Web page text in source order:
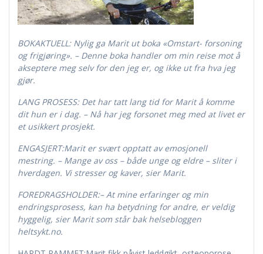
BOKAKTUELL: Nylig ga Marit ut boka «Omstart- forsoning
og frigjøring». – Denne boka handler om min reise mot å
akseptere meg selv for den jeg er, og ikke ut fra hva jeg
gjør.
LANG PROSESS: Det har tatt lang tid for Marit å komme
dit hun er i dag. – Nå har jeg forsonet meg med at livet er
et usikkert prosjekt.
ENGASJERT:Marit er svært opptatt av emosjonell
mestring. – Mange av oss – både unge og eldre – sliter i
hverdagen. Vi stresser og kaver, sier Marit.
FOREDRAGSHOLDER:– At mine erfaringer og min
endringsprosess, kan ha betydning for andre, er veldig
hyggelig, sier Marit som står bak helsebloggen
heltsykt.no.